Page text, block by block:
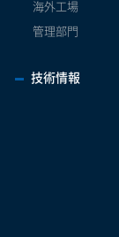
海外工場
管理部門
技術情報